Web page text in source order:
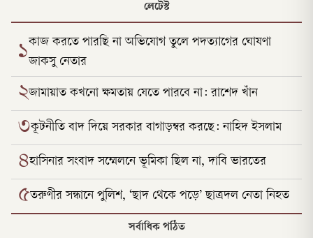
লেটেস্ট
১কাজ করতে পারছি না অভিযোগ তুলে পদত্যাগের ঘোষণা
জাকসু নেতার
২জামায়াত কখনো ক্ষমতায় যেতে পারবে না: রাশেদ খাঁন
৩কূটনীতি বাদ দিয়ে সরকার বাগাড়ম্বর করছে: নাহিদ ইসলাম
৪হাসিনার সংবাদ সম্মেলনে ভূমিকা ছিল না, দাবি ভারতের
৫তরুণীর সন্ধানে পুলিশ, ‘ছাদ থেকে পড়ে’ ছাত্রদল নেতা নিহত
সর্বাধিক পঠিত